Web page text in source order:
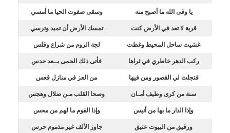
يا وقى الله ما أصبح منه وسقى صفوت الحيا ما أمسي
قرية لا تعد في الأرض كنت تمسك الأرض أن تميد وترسي
غشيت ساحل المحيط وغطت لجة الروم من شراع وقلس
ركب الدهر خاطري في ثراها فأتى ذلك الحمى بــعد حدس
فتجلت لي القصور ومن فيها من العز في منازل قعس
سنة من كرى وطيف أمـان وصحا القلب مـن ضلال وهجس
وإذا الدار ما بها من أنيس وإذا القوم ما لهم من محس
ورقيق من البيوت عتيق جاوز الألف غير مذموم حرس